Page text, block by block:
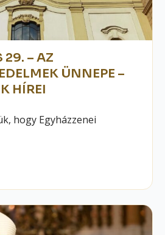
– AZ
ÜNNEPE –
HÍREI
hogy Egyházzenei